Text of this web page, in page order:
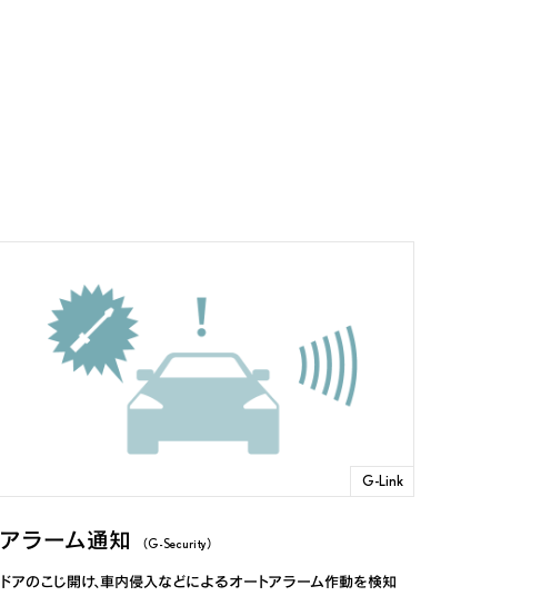
G-Link
アラーム通知 （G-Security）
ドアのこじ開け、車内侵入などによるオートアラーム作動を検知